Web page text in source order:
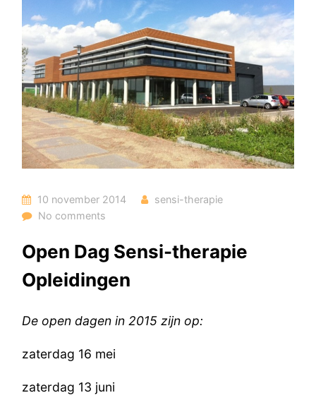
10 november 2014
sensi-therapie
No comments
Open Dag Sensi-therapie
Opleidingen
De open dagen in 2015 zijn op:
zaterdag 16 mei
zaterdag 13 juni